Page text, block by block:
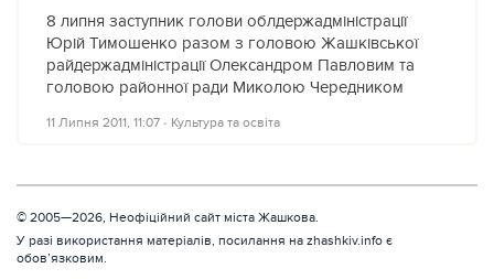
8 липня заступник голови облдержадміністрації
Юрій Тимошенко разом з головою Жашківської
райдержадміністрації Олександром Павловим та
головою районної ради Миколою Чередником
11 Липня 2011, 11:07 ‐ Культура та освіта
© 2005—2026, Неофіційний сайт міста Жашкова.
У разі використання матеріалів, посилання на zhashkiv.info є
обов’язковим.